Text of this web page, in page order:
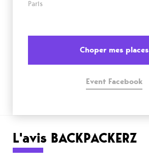
Paris
Choper mes places
Event Facebook
L'avis BACKPACKERZ